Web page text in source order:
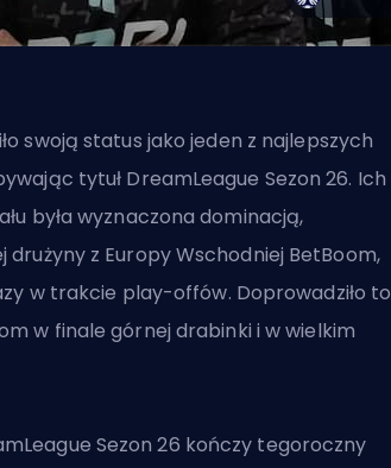
swoją status jako jeden z najlepszych
tytuł DreamLeague Sezon 26. Ich
była wyznaczona dominacją,
drużyny z Europy Wschodniej BetBoom,
w trakcie play-offów. Doprowadziło to
w finale górnej drabinki i w wielkim
Sezon 26 kończy tegoroczny